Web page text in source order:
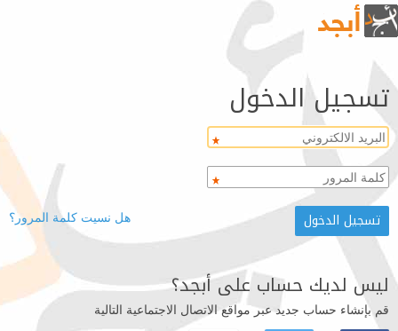
تسجيل الدخول
هل نسيت كلمة المرور؟
ليس لديك حساب على أبجد؟
قم بإنشاء حساب جديد عبر مواقع الاتصال الاجتماعية التالية